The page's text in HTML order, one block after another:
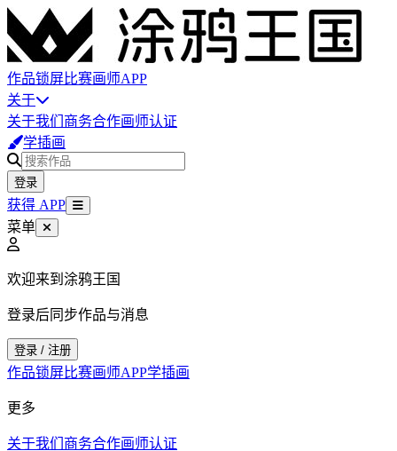
作品锁屏比赛画师APP
关于
关于我们 商务合作画师认证
学插画
登录
获得 APP
菜单
欢迎来到涂鸦王国
登录后同步作品与消息
登录 / 注册
作品锁屏比赛画师APP学插画
更多
关于我们 商务合作画师认证